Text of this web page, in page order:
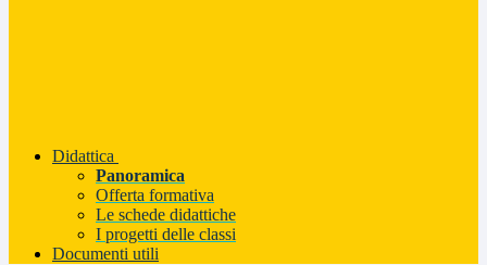
Didattica
Panoramica
Offerta formativa
Le schede didattiche
I progetti delle classi
Documenti utili